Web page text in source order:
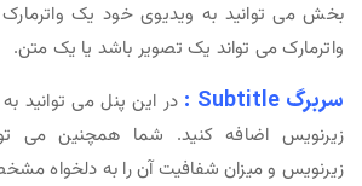
بخش می توانید به ویدیوی خود یک
واترمارک می تواند یک تصویر باشد یا یک متن.
سربرگ Subtitle :
در این پنل می توانید
زیرنویس اضافه کنید. شما همچنین می
زیرنویس و میزان شفافیت آن را به دلخواه